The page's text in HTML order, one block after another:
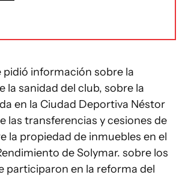
pidió información sobre la
la sanidad del club, sobre la
en la Ciudad Deportiva Néstor
las transferencias y cesiones de
la propiedad de inmuebles en el
de Solymar. sobre los
participaron en la reforma del